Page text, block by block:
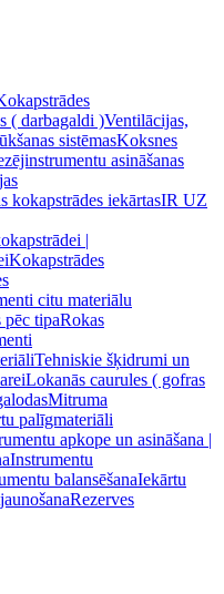
( darbagaldi )Ventilācijas,
sistēmasKoksnes
asināšanas
kokapstrādes iekārtasIR UZ
|
Kokapstrādes
citu materiālu
tipaRokas
Tehniskie šķidrumi un
Lokanās caurules ( gofras
Mitruma
palīgmateriāli
apkope un asināšana |
Instrumentu
balansēšanaIekārtu
Rezerves